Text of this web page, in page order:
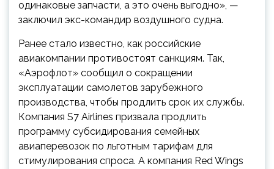
одинаковые запчасти, а это очень выгодно», —
заключил экс-командир воздушного судна.
Ранее стало известно, как российские
авиакомпании противостоят санкциям. Так,
«Аэрофлот» сообщил о сокращении
эксплуатации самолетов зарубежного
производства, чтобы продлить срок их службы.
Компания S7 Airlines призвала продлить
программу субсидирования семейных
авиаперевозок по льготным тарифам для
стимулирования спроса. А компания Red Wings